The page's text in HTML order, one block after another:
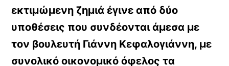
εκτιμώμενη ζημιά έγινε από δύο
υποθέσεις που συνδέονται άμεσα με
τον βουλευτή Γιάννη Κεφαλογιάννη, με
συνολικό οικονομικό όφελος τα